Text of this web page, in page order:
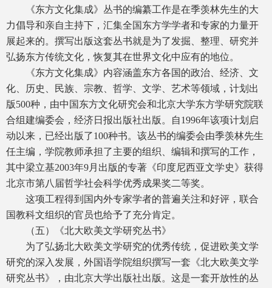
《东方文化集成》丛书的编纂工作是在季羡林先生的大
力倡导和亲自主持下，汇集全国东方学学者和专家的力量开
展起来的。撰写出版这套丛书就是为了发掘、整理、研究并
弘扬东方传统文化，恢复其在世界文化中应有的地位。
《东方文化集成》内容涵盖东方各国的政治、经济、文
化、历史、民族、宗教、哲学、文学、艺术等领域，计划出
版500种，由中国东方文化研究会和北京大学东方学研究院联
合组建编委会，经济日报出版社出版。自1996年该项计划启
动以来，已经出版了100种书。该丛书的编委会由季羡林先生
任主编，学院教师承担了主要的组织、编辑和撰写的工作，
其中梁立基2003年9月出版的专著《印度尼西亚文学史》获得
北京市第八届哲学社会科学优秀成果奖二等奖。
这项工程得到国内外专家学者的普遍关注和好评，联合
国教科文组织的官员也给予了充分肯定。
（五）《北大欧美文学研究丛书》
为了弘扬北大欧美文学研究的优秀传统，促进欧美文学
研究的深入发展，外国语学院组织撰写一套《北大欧美文学
研究丛书》，由北京大学出版社出版。这是一套开放性的丛